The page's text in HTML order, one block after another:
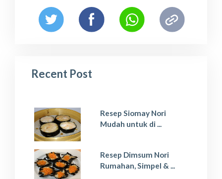
Recent Post
Resep Siomay Nori
Mudah untuk di ...
Resep Dimsum Nori
Rumahan, Simpel & ...